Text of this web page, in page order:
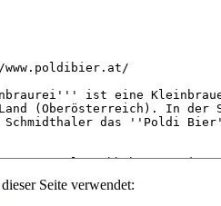
Seite verwendet: